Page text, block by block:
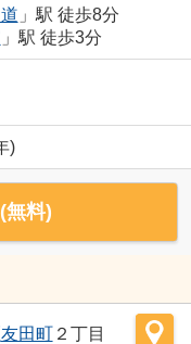
」駅 徒歩8分
」駅 徒歩3分
)
無料)
友田町２丁目